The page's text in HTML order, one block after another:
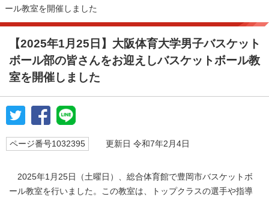
ール教室を開催しました
【2025年1月25日】大阪体育大学男子バスケット
ボール部の皆さんをお迎えしバスケットボール教
室を開催しました
ページ番号1032395 更新日 令和7年2月4日
2025年1月25日（土曜日）、総合体育館で豊岡市バスケットボ
ール教室を行いました。この教室は、トップクラスの選手や指導